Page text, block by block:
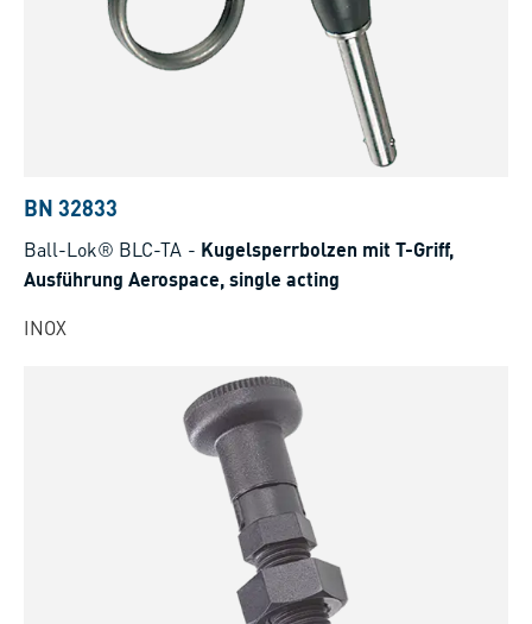
BN 32833
Ball-Lok® BLC-TA - Kugelsperrbolzen mit T-Griff,
Ausführung Aerospace, single acting
INOX